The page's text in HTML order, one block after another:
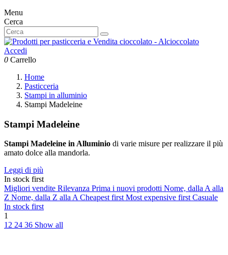
Menu
Cerca
Accedi
0 Carrello
Home
Pasticceria
Stampi in alluminio
Stampi Madeleine
Stampi Madeleine
Stampi Madeleine in Alluminio di varie misure per realizzare il più
amato dolce alla mandorla.
Leggi di più
In stock first
Migliori vendite Rilevanza Prima i nuovi prodotti Nome, dalla A alla
Z Nome, dalla Z alla ACheapest firstMost expensive firstCasuale
In stock first
1
12 24 36 Show all